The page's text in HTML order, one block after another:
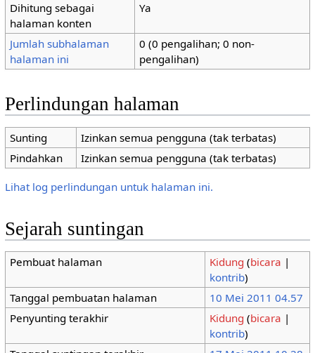
Dihitung sebagai
halaman konten
Ya
Jumlah subhalaman
halaman ini
0 (0 pengalihan; 0 non-
pengalihan)
Perlindungan halaman
Sunting
Izinkan semua pengguna (tak terbatas)
Pindahkan
Izinkan semua pengguna (tak terbatas)
Lihat log perlindungan untuk halaman ini.
Sejarah suntingan
Pembuat halaman Kidung (bicara |
kontrib)
Tanggal pembuatan halaman
10 Mei 2011 04.57
Penyunting terakhir
Kidung (bicara |
kontrib)